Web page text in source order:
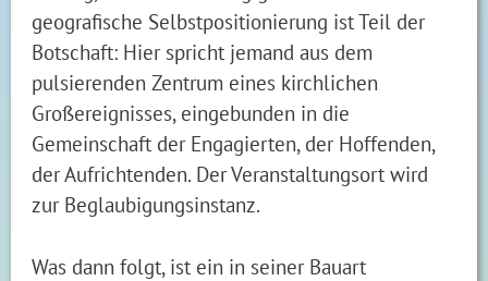
geografische Selbstpositionierung ist Teil der
Botschaft: Hier spricht jemand aus dem
pulsierenden Zentrum eines kirchlichen
Großereignisses, eingebunden in die
Gemeinschaft der Engagierten, der Hoffenden,
der Aufrichtenden. Der Veranstaltungsort wird
zur Beglaubigungsinstanz.
Was dann folgt, ist ein in seiner Bauart